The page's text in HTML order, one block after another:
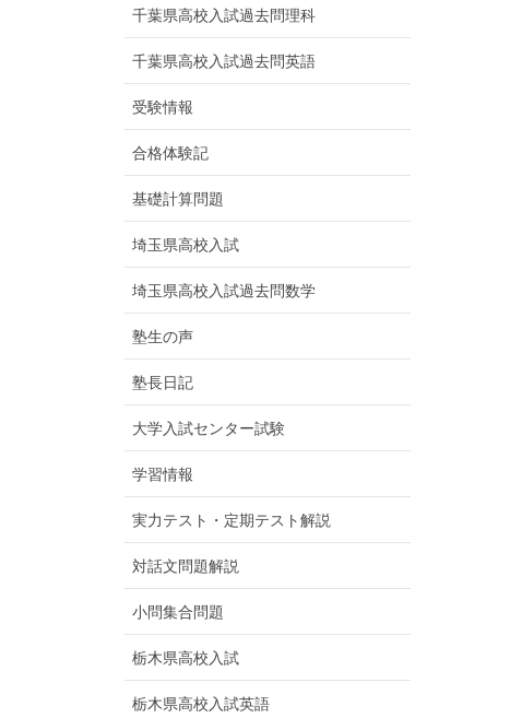
千葉県高校入試過去問理科
千葉県高校入試過去問英語
受験情報
合格体験記
基礎計算問題
埼玉県高校入試
埼玉県高校入試過去問数学
塾生の声
塾長日記
大学入試センター試験
学習情報
実力テスト・定期テスト解説
対話文問題解説
小問集合問題
栃木県高校入試
栃木県高校入試英語